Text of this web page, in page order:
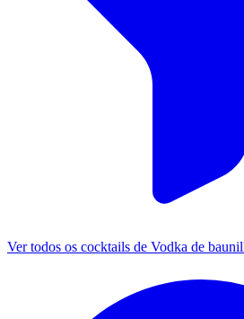
Ver todos os cocktails de Vodka de